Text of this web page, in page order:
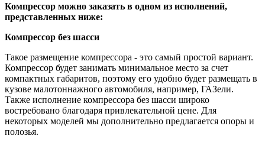
Компрессор можно заказать в одном из исполнений,
представленных ниже:
Компрессор без шасси
Такое размещение компрессора - это самый простой вариант.
Компрессор будет занимать минимальное место за счет
компактных габаритов, поэтому его удобно будет размещать в
кузове малотоннажного автомобиля, например, ГАЗели.
Также исполнение компрессора без шасси широко
востребовано благодаря привлекательной цене. Для
некоторых моделей мы дополнительно предлагается опоры и
полозья.